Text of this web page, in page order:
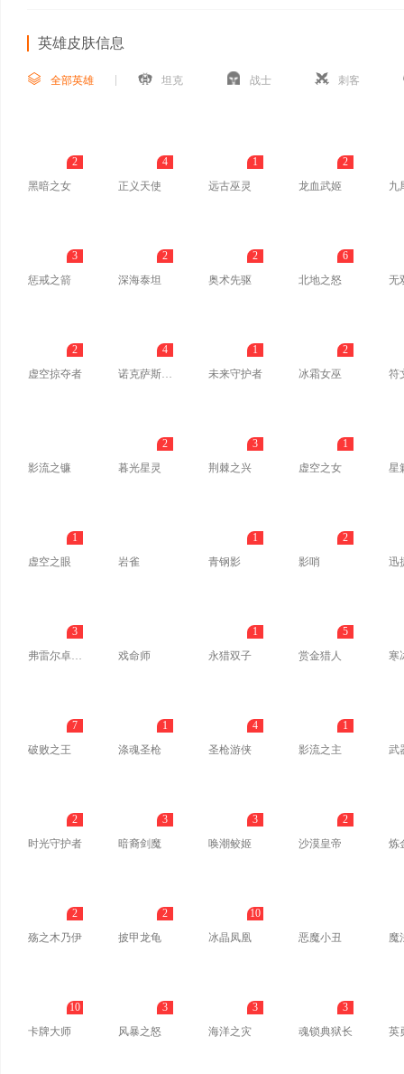
英雄皮肤信息
全部英雄 坦克 战士 刺客
黑暗之女
2
正义天使
4
远古巫灵
1
龙血武姬
2
九
惩戒之箭
3
深海泰坦
2
奥术先驱
2
北地之怒
6
无
虚空掠夺者
2
诺克萨斯之手
4
未来守护者
1
冰霜女巫
2
符
影流之镰 暮光星灵
2
荆棘之兴
3
虚空之女
1
星
虚空之眼
1
岩雀
青钢影
1
影哨
2
迅
弗雷尔卓德之心
3
戏命师
永猎双子
1
赏金猎人
5
寒
破败之王
7
涤魂圣枪
1
圣枪游侠
4
影流之主
1
武
时光守护者
2
暗裔剑魔
3
唤潮鲛姬
3
沙漠皇帝
2
炼
殇之木乃伊
2
披甲龙龟
2
冰晶凤凰
10
恶魔小丑
魔
卡牌大师
10
风暴之怒
3
海洋之灾
3
魂锁典狱长
3
英